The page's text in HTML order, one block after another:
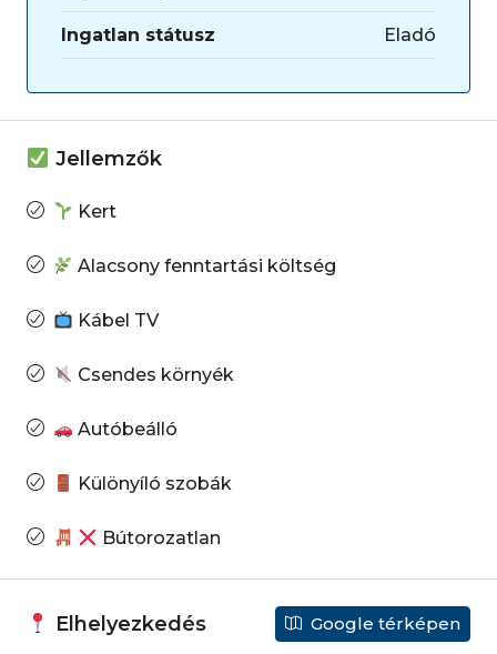
Ingatlan státusz Eladó
Jellemzők
Kert
Alacsony fenntartási költség
Kábel TV
Csendes környék
Autóbeálló
Különyíló szobák
Bútorozatlan
Elhelyezkedés Google térképen